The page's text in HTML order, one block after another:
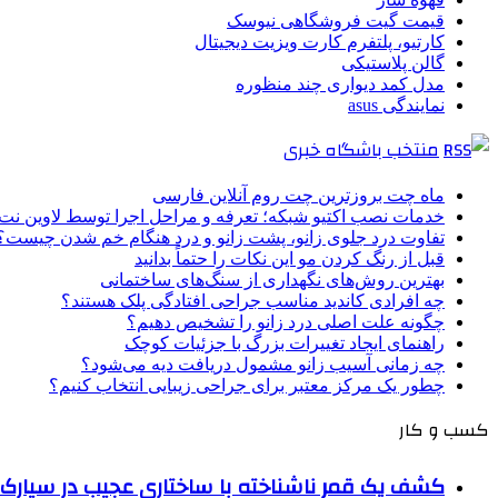
قیمت گیت فروشگاهی نیوسک
کارتیو، پلتفرم کارت ویزیت دیجیتال
گالن پلاستیکی
مدل کمد دیواری چند منظوره
نمایندگی asus
منتخب باشگاه خبری
ماه چت بروزترین چت روم آنلاین فارسی
خدمات نصب اکتیو شبکه؛ تعرفه و مراحل اجرا توسط لاوین نت
تفاوت درد جلوی زانو، پشت زانو و درد هنگام خم شدن
قبل از رنگ کردن مو این نکات را حتماً بدانید
بهترین روش‌های نگهداری از سنگ‌های ساختمانی
چه افرادی کاندید مناسب جراحی افتادگی پلک هستند؟
چگونه علت اصلی درد زانو را تشخیص دهیم؟
راهنمای ایجاد تغییرات بزرگ با جزئیات کوچک
چه زمانی آسیب زانو مشمول دریافت دیه می‌شود؟
چطور یک مرکز معتبر برای جراحی زیبایی انتخاب کنیم؟
کسب و کار
کشف یک قمر ناشناخته با ساختاری عجیب در